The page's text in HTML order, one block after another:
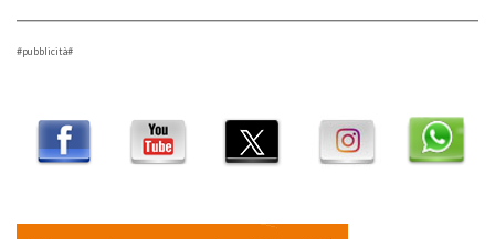
#pubblicità#